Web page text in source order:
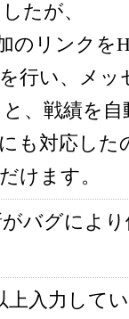
たが、
のリンクを
行い、メ
、戦績を自
も対応し
けます。
バグによ
上入力して